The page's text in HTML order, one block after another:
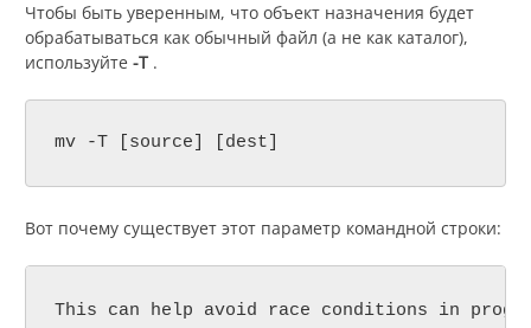
Чтобы быть уверенным, что объект назначения будет
обрабатываться как обычный файл (а не как каталог),
используйте -T.
mv -T [source] [dest]
Вот почему существует этот параметр командной строки:
This can help avoid race conditions in